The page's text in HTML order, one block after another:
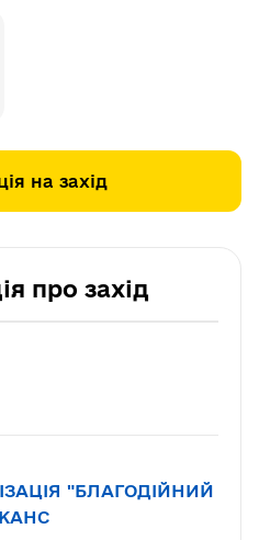
на захід
про захід
"БЛАГОДІЙНИЙ